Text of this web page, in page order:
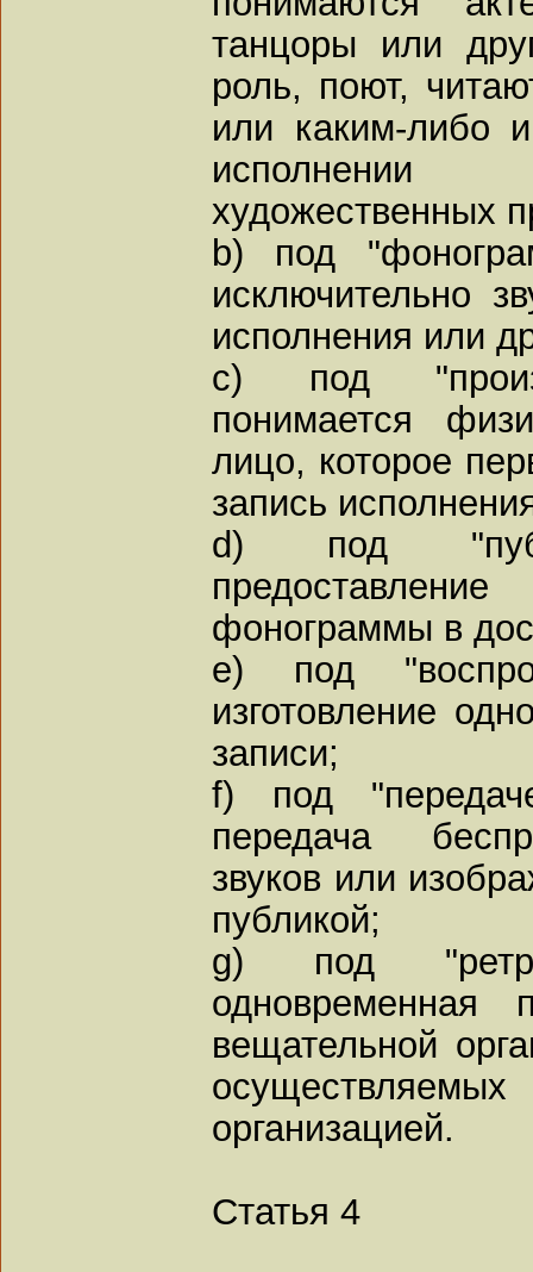
танцоры или
роль, поют,
или каким-либо
исполнении
художественных
b) под
исключительно
исполнения или
c) под
понимается
лицо, которое
запись
d) под
фонограммы в
e) под
изготовление
записи;
f) под
передача
звуков или
публикой;
g) под
вещательной
организацией.
Статья 4